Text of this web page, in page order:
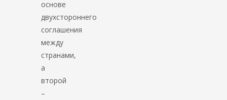
основе
двухстороннего
соглашения
между
странами,
а
второй
–